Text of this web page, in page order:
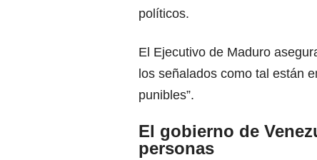
políticos.
El Ejecutivo de Maduro
los señalados como tal están
punibles”.
El gobierno de
personas